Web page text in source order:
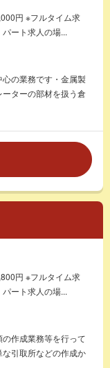
円 ※フルタイム求
ート求人の場...
の業務です・金属製
ターの部材を扱う倉
円 ※フルタイム求
ート求人の場...
作成業務等を行って
引取所などの作成か